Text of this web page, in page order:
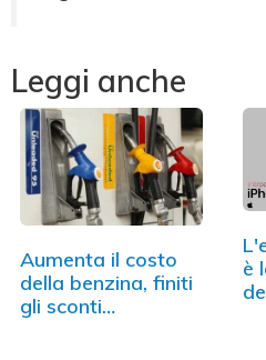
Leggi anche
Aumenta il costo
della benzina, finiti
gli sconti…
è